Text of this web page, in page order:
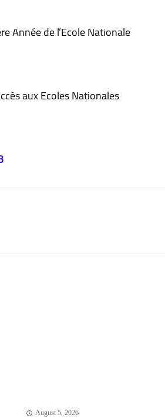
Année de l’Ecole Nationale
aux Ecoles Nationales
August 5, 2026